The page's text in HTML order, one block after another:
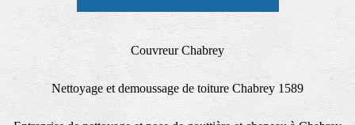
Couvreur Chabrey
Nettoyage et demoussage de toiture Chabrey 1589